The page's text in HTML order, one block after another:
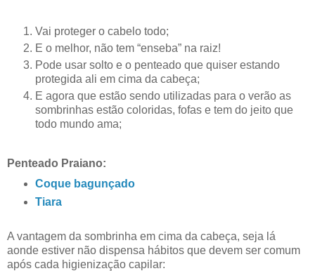
Vai proteger o cabelo todo;
E o melhor, não tem “enseba” na raiz!
Pode usar solto e o penteado que quiser estando
protegida ali em cima da cabeça;
E agora que estão sendo utilizadas para o verão as
sombrinhas estão coloridas, fofas e tem do jeito que
todo mundo ama;
Penteado Praiano:
Coque bagunçado
Tiara
A vantagem da sombrinha em cima da cabeça, seja lá
aonde estiver não dispensa hábitos que devem ser comum
após cada higienização capilar: